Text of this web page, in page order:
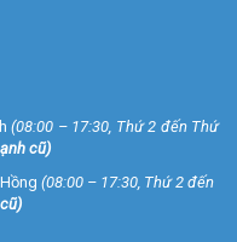
(08:00 – 17:30, Thứ 2 đến Thứ
cũ)
(08:00 – 17:30, Thứ 2 đến